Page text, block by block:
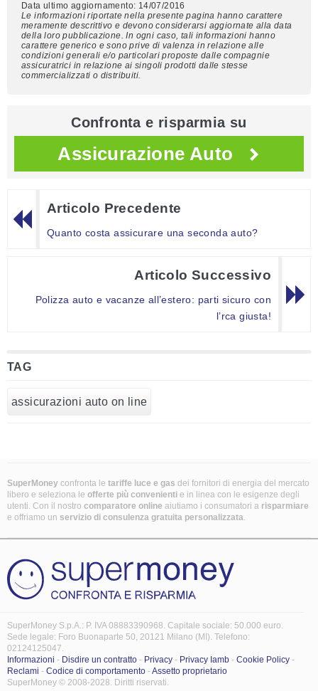
Data ultimo aggiornamento: 14/07/2016
Le informazioni riportate nella presente pagina hanno carattere
meramente descrittivo e devono considerarsi aggiornate alla data
della loro pubblicazione. In ogni caso, tali informazioni hanno
carattere generico e sono prive di valenza in relazione alle
condizioni generali e/o particolari proposte dalle compagnie
assicuratrici in relazione ai singoli prodotti dalle stesse
commercializzati o distribuiti.
Confronta e risparmia su
Assicurazione Auto
Articolo Precedente
Quanto costa assicurare una seconda auto?
Articolo Successivo
Polizza auto e vacanze all’estero: parti sicuro con
l’rca giusta!
TAG
assicurazioni auto on line
SuperMoney confronta le tariffe luce e gas dei fornitori di energia del mercato
libero e seleziona le offerte più convenienti e in linea con le esigenze degli
utenti. Con il nostro comparatore online aiutiamo i consumatori a risparmiare
e offriamo un servizio di consulenza gratuita personalizzata.
SuperMoney S.p.A.: P. IVA 08883390968. Capitale sociale: 50.000 euro.
Sede legale: Foro Buonaparte 50, 20121 Milano (MI). Telefono:
02124125047.
Informazioni - Disdire un contratto - Privacy - Privacy Iamb - Cookie Policy -
Reclami - Codice di comportamento -Assetto proprietario
SuperMoney © 2008-2028. Diritti riservati.